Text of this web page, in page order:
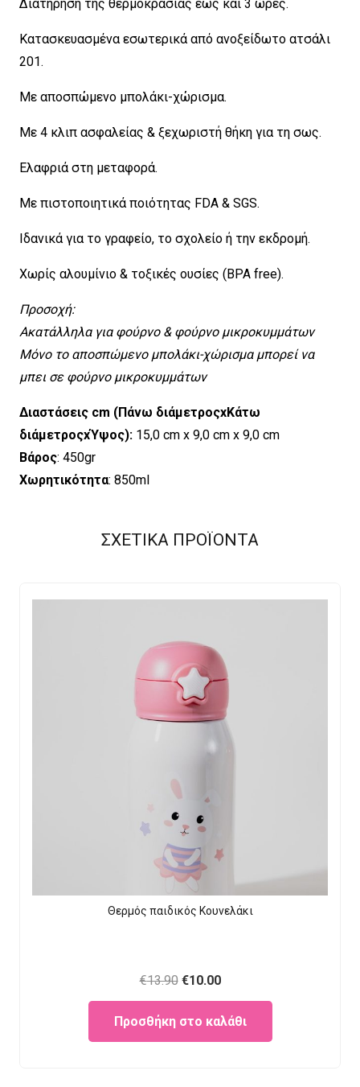
Διατήρηση της θερμοκρασίας έως και 3 ώρες.
Κατασκευασμένα εσωτερικά από ανοξείδωτο ατσάλι
201.
Με αποσπώμενο μπολάκι-χώρισμα.
Με 4 κλιπ ασφαλείας & ξεχωριστή θήκη για τη σως.
Ελαφριά στη μεταφορά.
Με πιστοποιητικά ποιότητας FDA & SGS.
Ιδανικά για το γραφείο, το σχολείο ή την εκδρομή.
Χωρίς αλουμίνιο & τοξικές ουσίες (BPA free).
Προσοχή:
Ακατάλληλα για φούρνο & φούρνο μικροκυμμάτων
Μόνο το αποσπώμενο μπολάκι-χώρισμα μπορεί να
μπει σε φούρνο μικροκυμμάτων
Διαστάσεις cm (Πάνω διάμετροςxΚάτω
διάμετροςxΎψος): 15,0 cm x 9,0 cm x 9,0 cm
Βάρος: 450gr
Χωρητικότητα: 850ml
ΣΧΕΤΙΚΑ ΠΡΟΪΟΝΤΑ
Θερμός παιδικός Κουνελάκι
€13.90 Original
price
was:
€10.00Current
price
is:
Προσθήκη στο καλάθι